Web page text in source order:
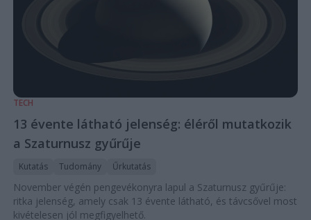
TECH
13 évente látható jelenség: éléről mutatkozik
a Szaturnusz gyűrűje
Kutatás Tudomány Űrkutatás
November végén pengevékonyra lapul a Szaturnusz gyűrűje:
ritka jelenség, amely csak 13 évente látható, és távcsővel most
kivételesen jól megfigyelhető.